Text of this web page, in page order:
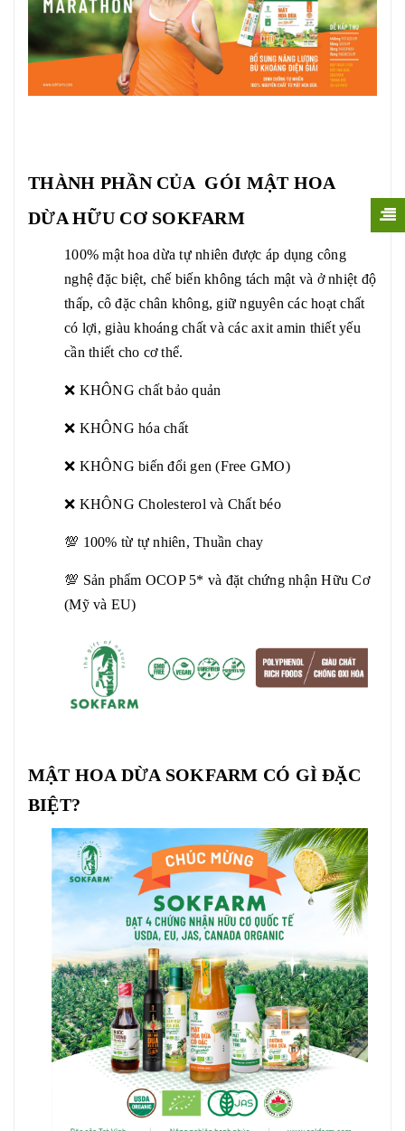
THÀNH PHẦN CỦA GÓI MẬT HOA
DỪA HỮU CƠ SOKFARM
100% mật hoa dừa tự nhiên được áp dụng công
nghệ đặc biệt, chế biến không tách mật và ở nhiệt độ
thấp, cô đặc chân không, giữ nguyên các hoạt chất
có lợi, giàu khoáng chất và các axit amin thiết yếu
cần thiết cho cơ thể.
❌ KHÔNG chất bảo quản
❌ KHÔNG hóa chất
❌ KHÔNG biến đổi gen (Free GMO)
❌ KHÔNG Cholesterol và Chất béo
💯 100% từ tự nhiên, Thuần chay
💯 Sản phẩm OCOP 5* và đặt chứng nhận Hữu Cơ
(Mỹ và EU)
MẬT HOA DỪA SOKFARM CÓ GÌ ĐẶC
BIỆT?